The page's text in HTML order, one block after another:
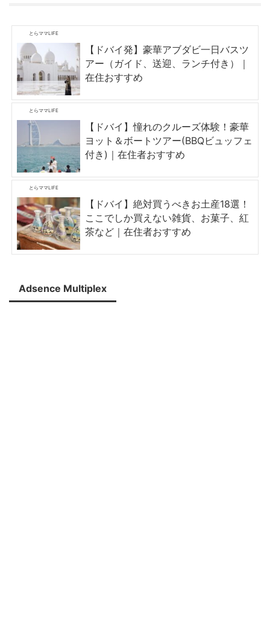
とらママLIFE
【ドバイ発】豪華アブダビ一日バスツ
アー（ガイド、送迎、ランチ付き）｜
在住おすすめ
とらママLIFE
【ドバイ】憧れのクルーズ体験！豪華
ヨット＆ボートツアー(BBQビュッフェ
付き)｜在住者おすすめ
とらママLIFE
【ドバイ】絶対買うべきお土産18選！
ここでしか買えない雑貨、お菓子、紅
茶など｜在住者おすすめ
Adsence Multiplex